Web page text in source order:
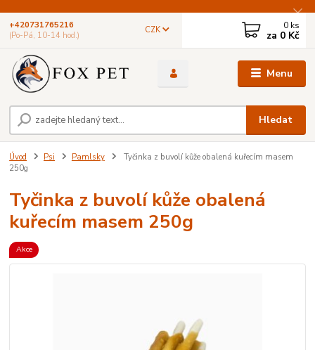
Menu
CZK
Hledat
+420731765216
(Po-Pá, 10-14 hod.)
0 ks
za 0 Kč
Úvod Psi Pamlsky
Tyčinka z buvolí kůže obalená kuřecím masem
250g
Tyčinka z buvolí kůže obalená
kuřecím masem 250g
Akce